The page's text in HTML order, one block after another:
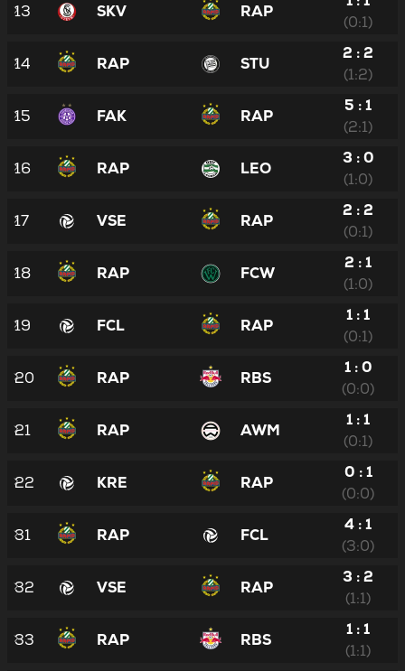
13 SKV RAP
(0:1)
14 RAP STU
2 : 2
(1:2)
15 FAK RAP
5 : 1
(2:1)
16 RAP LEO
3 : 0
(1:0)
17 VSE RAP
2 : 2
(0:1)
18 RAP FCW
2 : 1
(1:0)
19 FCL RAP
1 : 1
(0:1)
20 RAP RBS
1 : 0
(0:0)
21 RAP AWM
1 : 1
(0:1)
22 KRE RAP
0 : 1
(0:0)
31 RAP FCL
4 : 1
(3:0)
32 VSE RAP
3 : 2
(1:1)
33 RAP RBS
1 : 1
(1:1)